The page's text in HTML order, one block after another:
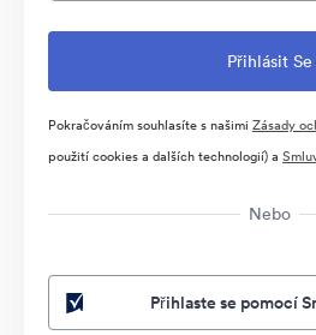
Pokračováním souhlasíte s našimi Zásady
použití cookies a dalších technologií) a
Nebo
Přihlaste se pomocí